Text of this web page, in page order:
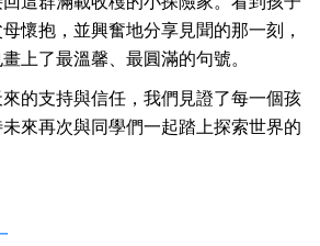
懷抱，並興奮地分享見聞的那一刻，
上了最溫馨、最圓滿的句號。
的支持與信任，我們見證了每一個孩
來再次與同學們一起踏上探索世界的